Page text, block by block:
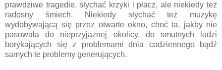
prawdziwe tragedie, słychać krzyki i płacz, ale niekiedy też
radosny śmiech. Niekiedy słychać też muzykę
wydobywającą się przez otwarte okno, choć ta, jakby nie
pasowała do nieprzyjaznej okolicy, do smutnych ludzi
borykających się z problemami dnia codziennego bądź
samych te problemy generujących.